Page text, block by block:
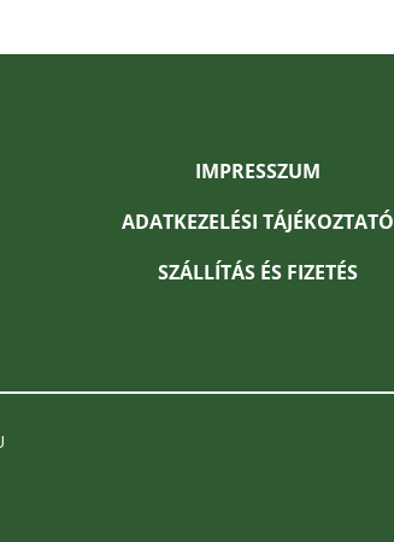
IMPRESSZUM
ADATKEZELÉSI TÁJÉKOZTATÓ
SZÁLLÍTÁS ÉS FIZETÉS